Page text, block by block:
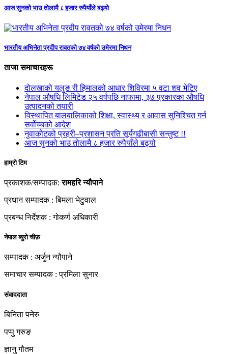
आज सुनको भाउ तोलामै ८ हजार रुपैयाँले बढ्यो
भारतीय अभिनेता प्रदीप रावतको ७४ वर्षको उमेरमा निधन
ताजा समाचारहरू
दोलखाको यलुङ री हिमालको आधार शिविरमा ५ वटा शव भेटिए
नेपाल औषधि लिमिटेड २५ वर्षपछि नाफामा, ३७ प्रकारका औषधि
उत्पादनको तयारी
विस्थापित बालबालिकाको शिक्षा, स्वास्थ्य र आवास सुनिश्चित गर्न
सर्वोच्चको आदेश
नुवाकोटको प्रहरी–प्रशासन प्रति सूर्यगढीबासी सन्तुष्ट !!
आज सुनको भाउ तोलामै ८ हजार रुपैयाँले बढ्यो
हाम्रो टिम
प्रकाशक/सम्पादक:रामहरि न्यौपाने
प्रधान सम्पादक : बिमला भेटुवाल
प्रबन्ध निर्देशक : गोकर्ण अधिकारी
नेपाल ब्युरो चीफ़
सम्पादक : अर्जुन न्यौपाने
समाचार सम्पादक : प्रमिला सुनार
संवाददाता
बिनिता पनेरु
पप्पु गरुङ
ज्ञानु गौतम